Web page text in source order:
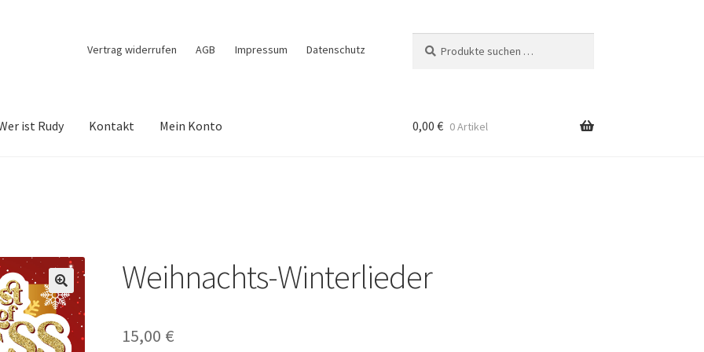
Vertrag widerrufen AGB Impressum Datenschutz
nach:
ist Rudy Kontakt Mein Konto 0,00 € 0 Artikel
🔍
Weihnachts-Winterlieder
15,00 €